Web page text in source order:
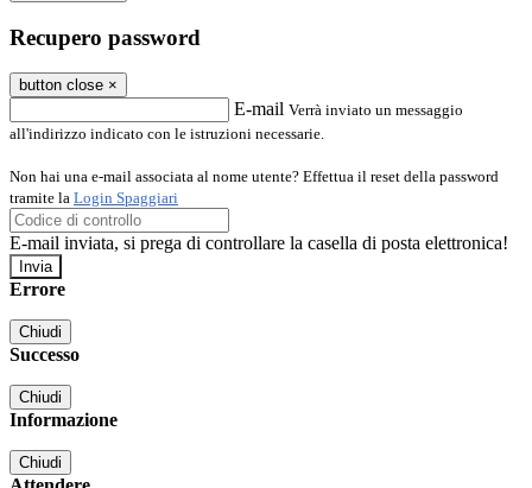
Recupero password
button close ×
E-mail Verrà inviato un messaggio
all'indirizzo indicato con le istruzioni necessarie.
Non hai una e-mail associata al nome utente? Effettua il reset della password
tramite la Login Spaggiari
E-mail inviata, si prega di controllare la casella di posta elettronica!
Errore
Chiudi
Successo
Chiudi
Informazione
Chiudi